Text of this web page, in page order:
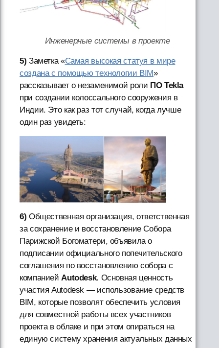
Инженерные системы в проекте
5) Заметка «Самая высокая статуя в мире
создана с помощью технологии BIM»
рассказывает о незаменимой роли ПО Tekla
при создании колоссального сооружения в
Индии. Это как раз тот случай, когда лучше
один раз увидеть:
6) Общественная организация, ответственная
за сохранение и восстановление Собора
Парижской Богоматери, объявила о
подписании официального попечительского
соглашения по восстановлению собора с
компаниейAutodesk. Основная ценность
участия Autodesk — использование средств
BIM, которые позволят обеспечить условия
для совместной работы всех участников
проекта в облаке и при этом опираться на
единую систему хранения актуальных данных